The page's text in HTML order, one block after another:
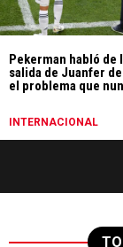
Pekerman habló de
salida de Juanfer
el problema que
INTERNACIONAL